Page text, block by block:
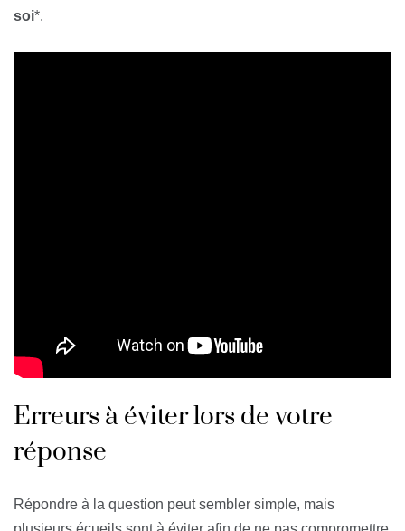
soi*.
Erreurs à éviter lors de votre
réponse
Répondre à la question peut sembler simple, mais